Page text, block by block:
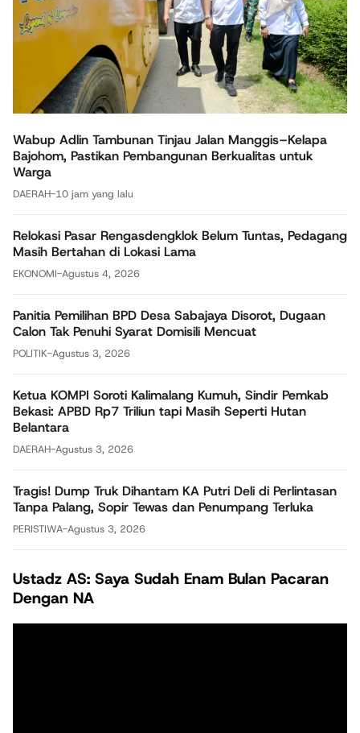
Wabup Adlin Tambunan Tinjau Jalan Manggis–Kelapa
Bajohom, Pastikan Pembangunan Berkualitas untuk
Warga
DAERAH-10 jam yang lalu
Relokasi Pasar Rengasdengklok Belum Tuntas, Pedagang
Masih Bertahan di Lokasi Lama
EKONOMI-Agustus 4, 2026
Panitia Pemilihan BPD Desa Sabajaya Disorot, Dugaan
Calon Tak Penuhi Syarat Domisili Mencuat
POLITIK-Agustus 3, 2026
Ketua KOMPI Soroti Kalimalang Kumuh, Sindir Pemkab
Bekasi: APBD Rp7 Triliun tapi Masih Seperti Hutan
Belantara
DAERAH-Agustus 3, 2026
Tragis! Dump Truk Dihantam KA Putri Deli di Perlintasan
Tanpa Palang, Sopir Tewas dan Penumpang Terluka
PERISTIWA-Agustus 3, 2026
Ustadz AS: Saya Sudah Enam Bulan Pacaran
Dengan NA